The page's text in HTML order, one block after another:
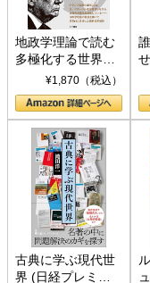
地政学理論で読む
多極化する世界：
トランプとBRICS
の挑戦
¥1,870（税込）
古典に学ぶ現代世
界 (日経プレミア